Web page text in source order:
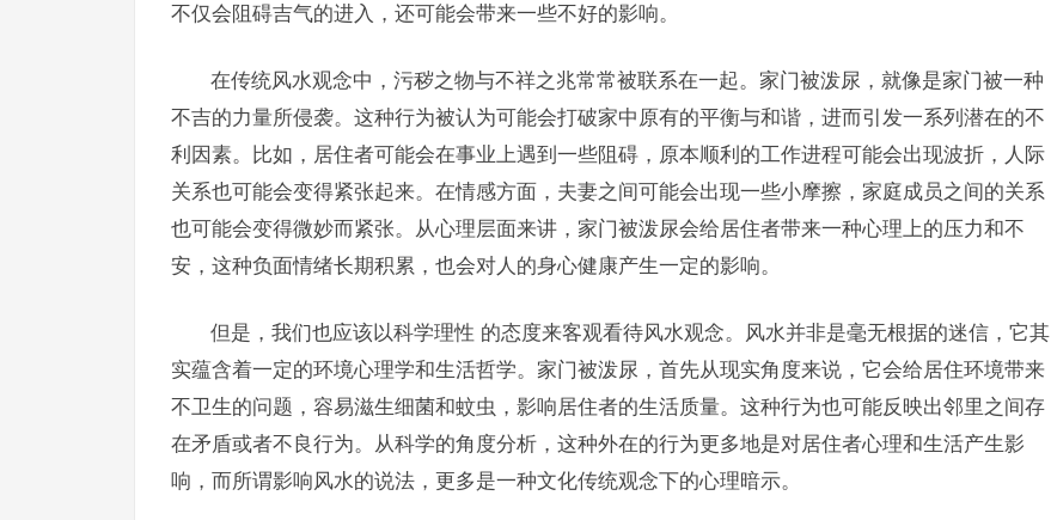
不仅会阻碍吉气的进入，还可能会带来一些不好的影响。
在传统风水观念中，污秽之物与不祥之兆常常被联系在一起。家门被泼尿，就像是家门被一种
不吉的力量所侵袭。这种行为被认为可能会打破家中原有的平衡与和谐，进而引发一系列潜在的不
利因素。比如，居住者可能会在事业上遇到一些阻碍，原本顺利的工作进程可能会出现波折，人际
关系也可能会变得紧张起来。在情感方面，夫妻之间可能会出现一些小摩擦，家庭成员之间的关系
也可能会变得微妙而紧张。从心理层面来讲，家门被泼尿会给居住者带来一种心理上的压力和不
安，这种负面情绪长期积累，也会对人的身心健康产生一定的影响。
但是，我们也应该以科学理性 的态度来客观看待风水观念。风水并非是毫无根据的迷信，它其
实蕴含着一定的环境心理学和生活哲学。家门被泼尿，首先从现实角度来说，它会给居住环境带来
不卫生的问题，容易滋生细菌和蚊虫，影响居住者的生活质量。这种行为也可能反映出邻里之间存
在矛盾或者不良行为。从科学的角度分析，这种外在的行为更多地是对居住者心理和生活产生影
响，而所谓影响风水的说法，更多是一种文化传统观念下的心理暗示。